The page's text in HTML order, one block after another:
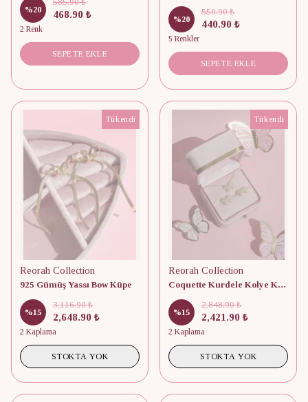
%20 468.90 ₺
2 Renk
SEPETE EKLE
%20
550.90 ₺
440.90 ₺
5 Renkler
SEPETE EKLE
Tükendi
Reorah Collection
925 Gümüş Yassı Bow Küpe
%15
3,116.90 ₺
2,648.90 ₺
2 Kaplama
STOKTA YOK
Tükendi
Reorah Collection
Coquette Kurdele Kolye Küpe Seti 925 Ayar Gümüş
%15
2,848.90 ₺
2,421.90 ₺
2 Kaplama
STOKTA YOK